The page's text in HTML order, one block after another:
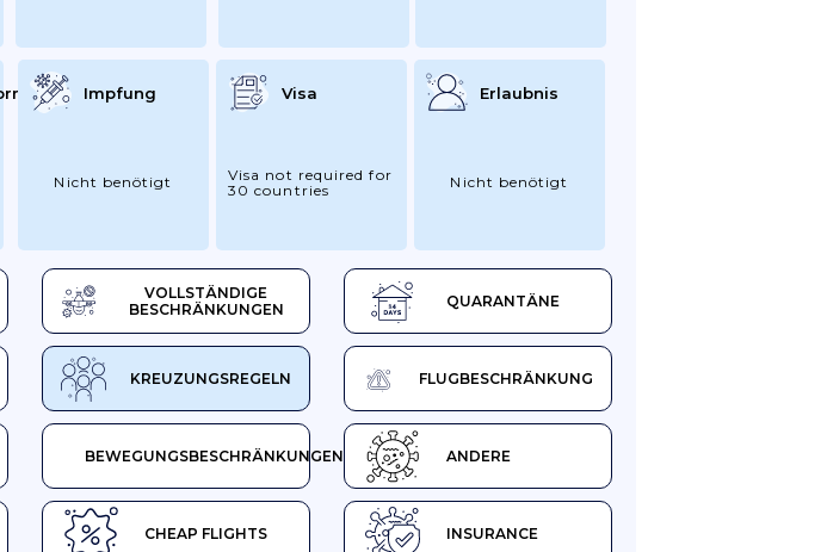
VOLLSTÄNDIGE
BESCHRÄNKUNGEN
QUARANTÄNE
KREUZUNGSREGELN FLUGBESCHRÄNKUNG
BEWEGUNGSBESCHRÄNKUNGEN ANDERE
CHEAP FLIGHTS INSURANCE
Impfung
Nicht benötigt
Visa
Visa not required for
30 countries
Erlaubnis
Nicht benötigt